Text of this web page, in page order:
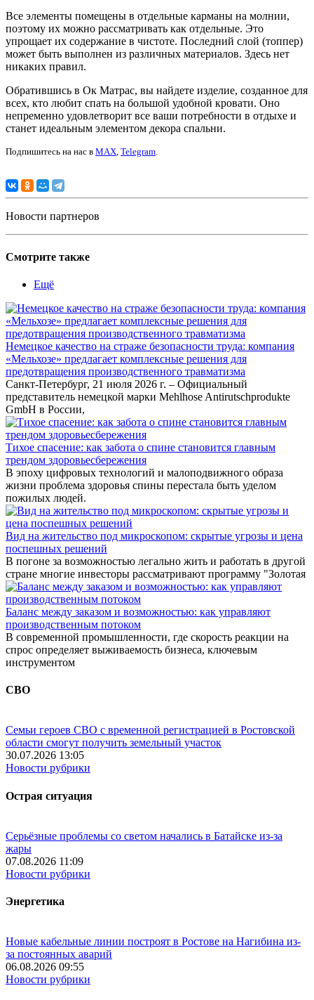
Все элементы помещены в отдельные карманы на молнии,
поэтому их можно рассматривать как отдельные. Это
упрощает их содержание в чистоте. Последний слой (топпер)
может быть выполнен из различных материалов. Здесь нет
никаких правил.
Обратившись в Ок Матрас, вы найдете изделие, созданное для
всех, кто любит спать на большой удобной кровати. Оно
непременно удовлетворит все ваши потребности в отдыхе и
станет идеальным элементом декора спальни.
Подпишитесь на нас в MAX, Telegram.
Новости партнеров
Смотрите также
Ещё
Немецкое качество на страже безопасности труда: компания
«Мельхозе» предлагает комплексные решения для
предотвращения производственного травматизма
Санкт-Петербург, 21 июля 2026 г. – Официальный
представитель немецкой марки Mehlhose Antirutschprodukte
GmbH в России,
Тихое спасение: как забота о спине становится главным
трендом здоровьесбережения
В эпоху цифровых технологий и малоподвижного образа
жизни проблема здоровья спины перестала быть уделом
пожилых людей.
Вид на жительство под микроскопом: скрытые угрозы и цена
поспешных решений
В погоне за возможностью легально жить и работать в другой
стране многие инвесторы рассматривают программу "Золотая
Баланс между заказом и возможностью: как управляют
производственным потоком
В современной промышленности, где скорость реакции на
спрос определяет выживаемость бизнеса, ключевым
инструментом
СВО
Семьи героев СВО с временной регистрацией в Ростовской
области смогут получить земельный участок
30.07.2026 13:05
Новости рубрики
Острая ситуация
Серьёзные проблемы со светом начались в Батайске из-за
жары
07.08.2026 11:09
Новости рубрики
Энергетика
Новые кабельные линии построят в Ростове на Нагибина из-
за постоянных аварий
06.08.2026 09:55
Новости рубрики